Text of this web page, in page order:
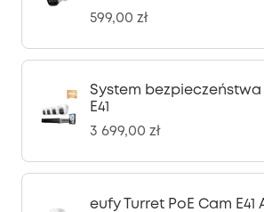
599,00 zł
System bezpieczeństwa
E41
3 699,00 zł
eufy Turret PoE Cam E41